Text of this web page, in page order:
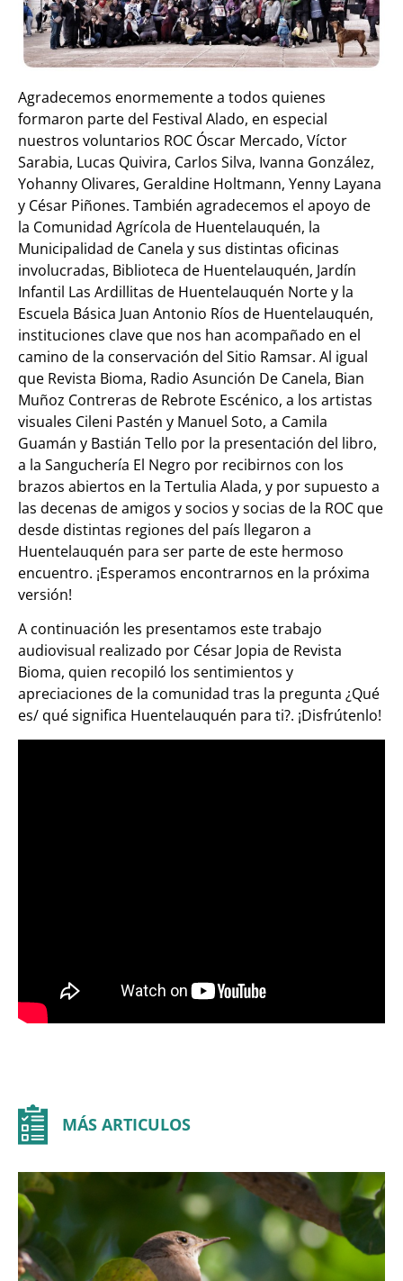
Agradecemos enormemente a todos quienes
formaron parte del Festival Alado, en especial
nuestros voluntarios ROC Óscar Mercado, Víctor
Sarabia, Lucas Quivira, Carlos Silva, Ivanna González,
Yohanny Olivares, Geraldine Holtmann, Yenny Layana
y César Piñones. También agradecemos el apoyo de
la Comunidad Agrícola de Huentelauquén, la
Municipalidad de Canela y sus distintas oficinas
involucradas, Biblioteca de Huentelauquén, Jardín
Infantil Las Ardillitas de Huentelauquén Norte y la
Escuela Básica Juan Antonio Ríos de Huentelauquén,
instituciones clave que nos han acompañado en el
camino de la conservación del Sitio Ramsar. Al igual
que Revista Bioma, Radio Asunción De Canela, Bian
Muñoz Contreras de Rebrote Escénico, a los artistas
visuales Cileni Pastén y Manuel Soto, a Camila
Guamán y Bastián Tello por la presentación del libro,
a la Sanguchería El Negro por recibirnos con los
brazos abiertos en la Tertulia Alada, y por supuesto a
las decenas de amigos y socios y socias de la ROC que
desde distintas regiones del país llegaron a
Huentelauquén para ser parte de este hermoso
encuentro. ¡Esperamos encontrarnos en la próxima
versión!
A continuación les presentamos este trabajo
audiovisual realizado por César Jopia de Revista
Bioma, quien recopiló los sentimientos y
apreciaciones de la comunidad tras la pregunta ¿Qué
es/ qué significa Huentelauquén para ti?. ¡Disfrútenlo!
MÁS ARTICULOS